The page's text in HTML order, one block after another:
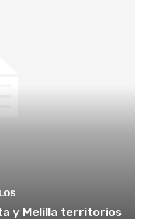
y Melilla territorios